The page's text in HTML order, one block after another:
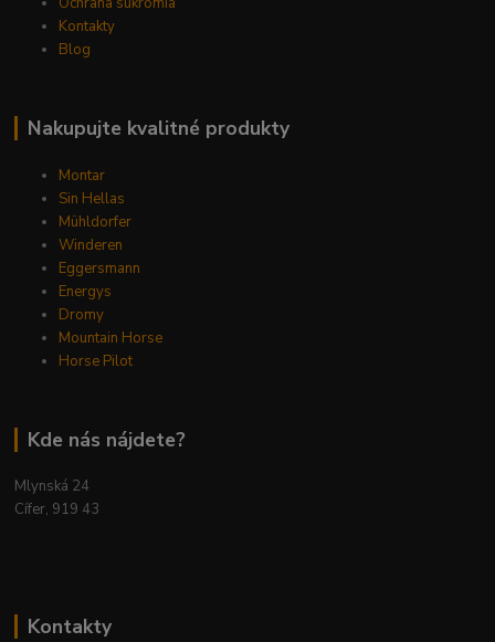
Kontakty
Blog
Nakupujte kvalitné produkty
Montar
Sin Hellas
Mühldorfer
Winderen
Eggersmann
Energys
Dromy
Mountain Horse
Horse Pilot
Kde nás nájdete?
Mlynská 24
Cífer, 919 43
Kontakty